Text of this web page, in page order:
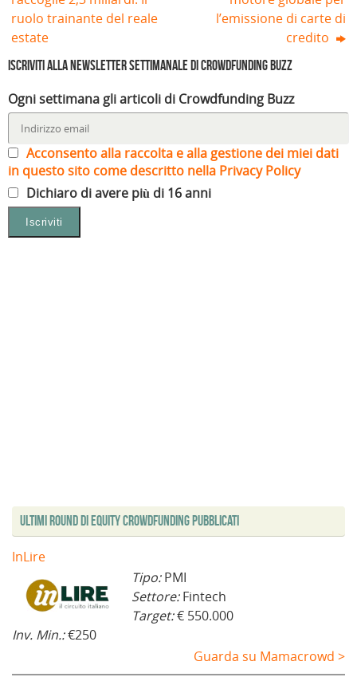
ruolo trainante del reale
estate
l’emissione di carte di
credito
Iscriviti alla Newsletter settimanale di Crowdfunding Buzz
Ogni settimana gli articoli di Crowdfunding Buzz
Acconsento alla raccolta e alla gestione dei miei dati
in questo sito come descritto nella Privacy Policy
Dichiaro di avere più di 16 anni
Ultimi Round di Equity Crowdfunding Pubblicati
InLire
Tipo:PMI
Settore:Fintech
Target:€ 550.000
Inv. Min.:€250
Guarda su Mamacrowd >